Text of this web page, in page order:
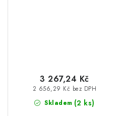
Skladem (2 ks)
2 656,29 Kč bez DPH
3 267,24 Kč